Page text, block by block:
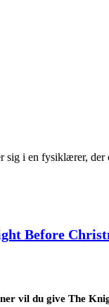
sig i en fysiklærer,
Before
vil du give The